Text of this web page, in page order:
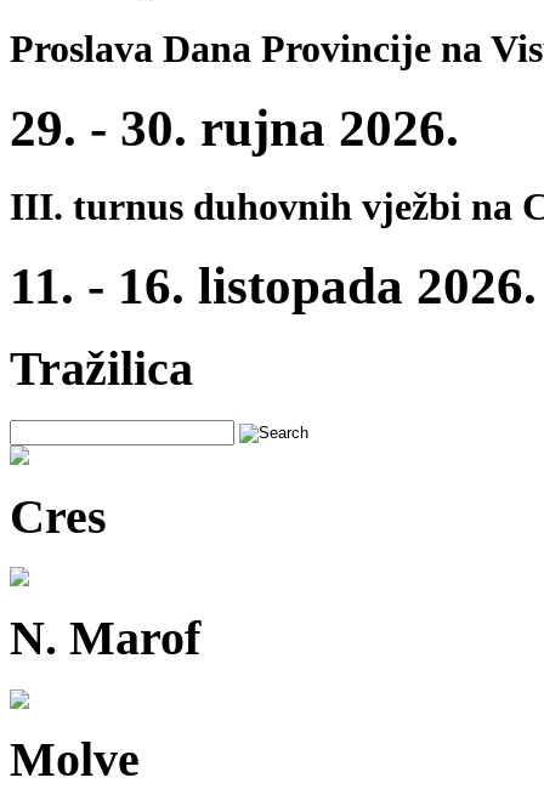
Proslava Dana Provincije na
29. - 30. rujna 2026.
III. turnus duhovnih vježbi na
11. - 16. listopada 2026.
Tražilica
Cres
N. Marof
Molve